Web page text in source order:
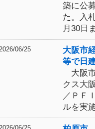
築に公
た。入
月30日
06/25
大阪市
等で日
大阪
クス大
／ＰＦ
ルを実